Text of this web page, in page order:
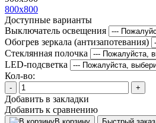
800x800
Доступные варианты
Выключатель освещения
Обогрев зеркала (антизапотевания)
Стеклянная полочка
LED-подсветка
Кол-во:
- +
Добавить в закладки
Добавить к сравнению